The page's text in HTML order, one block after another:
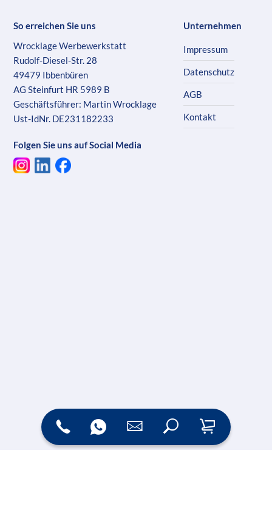
So erreichen Sie uns
Wrocklage Werbewerkstatt
Rudolf-Diesel-Str. 28
49479 Ibbenbüren
AG Steinfurt HR 5989 B
Geschäftsführer: Martin Wrocklage
Ust-IdNr. DE231182233
Folgen Sie uns auf Social Media
Unternehmen
Impressum
Datenschutz
AGB
Kontakt